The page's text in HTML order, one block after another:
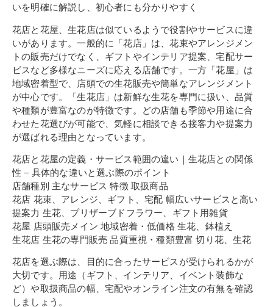
いを明確に解説し、初心者にも分かりやすく
花店と花屋、生花店は似ているようで役割やサービスに違
いがあります。一般的に「花店」は、花束やアレンジメン
トの販売だけでなく、ギフトやインテリア提案、宅配サー
ビスなど多様なニーズに応える店舗です。一方「花屋」は
地域密着型で、店頭での生花販売や簡単なアレンジメント
が中心です。「生花店」は新鮮な生花を専門に扱い、品質
や種類が豊富なのが特徴です。どの店舗も季節や用途に合
わせた花選びが可能で、気軽に相談できる接客力や提案力
が選ばれる理由となっています。
花店と花屋の定義・サービス範囲の違い｜生花店との関係
性 – 具体的な違いと選ぶ際のポイント
店舗種別 主なサービス 特徴 取扱商品
花店 花束、アレンジ、ギフト、宅配 幅広いサービスと高い
提案力 生花、プリザーブドフラワー、ギフト用雑貨
花屋 店頭販売メイン 地域密着・低価格 生花、鉢植え
生花店 生花の専門販売 品質重視・種類豊富 切り花、生花
花店を選ぶ際は、目的に合ったサービスが受けられるかが
大切です。用途（ギフト、インテリア、イベント装飾な
ど）や取扱商品の幅、宅配やオンライン注文の有無を確認
しましょう。